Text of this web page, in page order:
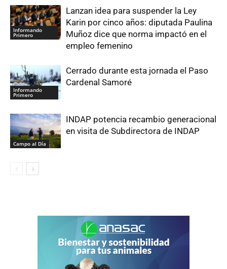
Informando
Primero
Lanzan idea para suspender la Ley
Karin por cinco años: diputada Paulina
Muñoz dice que norma impactó en el
empleo femenino
Informando
Primero
Cerrado durante esta jornada el Paso
Cardenal Samoré
Campo al Día
INDAP potencia recambio generacional
en visita de Subdirectora de INDAP